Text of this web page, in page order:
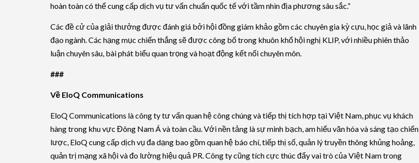
hoàn toàn có thể cung cấp dịch vụ tư vấn chuẩn quốc tế với tầm nhìn địa phương sâu sắc.”
Các đề cử của giải thưởng được đánh giá bởi hội đồng giám khảo gồm các chuyên gia kỳ cựu, học giả và lãnh
đạo ngành. Các hạng mục chiến thắng sẽ được công bố trong khuôn khổ hội nghị KLIP, với nhiều phiên thảo
luận chuyên sâu, bài phát biểu quan trọng và hoạt động kết nối chuyên môn.
###
Về EloQ Communications
EloQ Communications là công ty tư vấn quan hệ công chúng và tiếp thị tích hợp tại Việt Nam, phục vụ khách
hàng trong khu vực Đông Nam Á và toàn cầu. Với nền tảng là sự minh bạch, am hiểu văn hóa và sáng tạo chiến
lược, EloQ cung cấp dịch vụ đa dạng bao gồm quan hệ báo chí, tiếp thị số, quản lý truyền thông khủng hoảng,
quản trị mạng xã hội và đo lường hiệu quả PR. Công ty cũng tích cực thúc đẩy vai trò của Việt Nam trong